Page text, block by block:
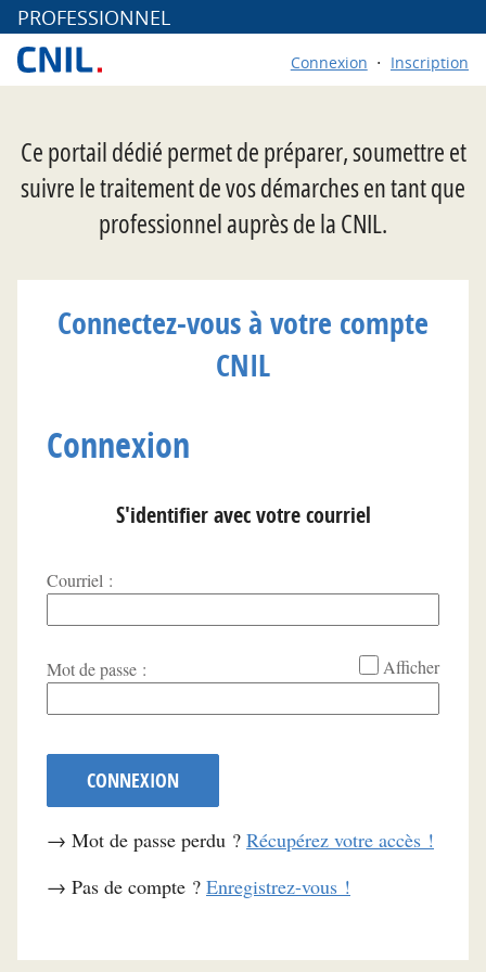
PROFESSIONNEL
Connexion Inscription
Ce portail dédié permet de préparer, soumettre et
suivre le traitement de vos démarches en tant que
professionnel auprès de la CNIL.
Connectez-vous à votre compte
CNIL
Connexion
S'identifier avec votre courriel
Courriel :
*
Mot de passe : Afficher
CONNEXION
→ Mot de passe perdu ? Récupérez votre accès !
→ Pas de compte ? Enregistrez-vous !